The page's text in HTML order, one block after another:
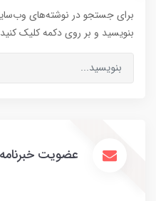
برای جستجو در نوشته‌های
بنویسید و بر روی دکمه کلیک
عضویت خبرنامه